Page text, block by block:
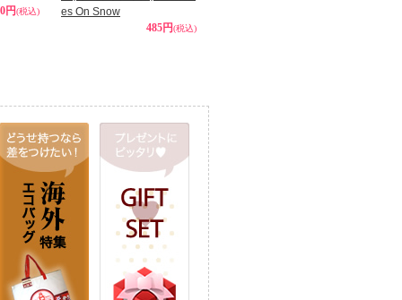
円(税込)
es On Snow
485円(税込)